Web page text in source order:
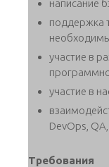
написание
поддержка
участие в
участие в
DevOps, QA,
Требования